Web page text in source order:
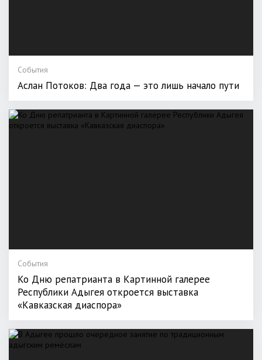
События
Аслан Потоков: Два года — это лишь начало пути
События
Ко Дню репатрианта в Картинной галерее
Республики Адыгея откроется выставка
«Кавказская диаспора»